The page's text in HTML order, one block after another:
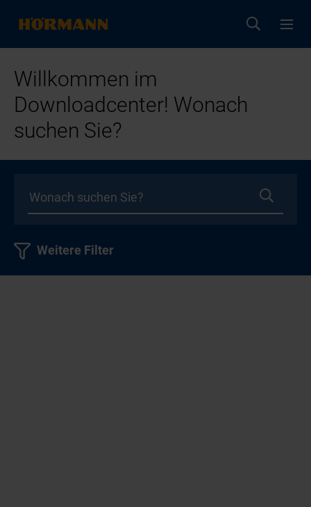
Willkommen im
Downloadcenter! Wonach
suchen Sie?
Weitere Filter